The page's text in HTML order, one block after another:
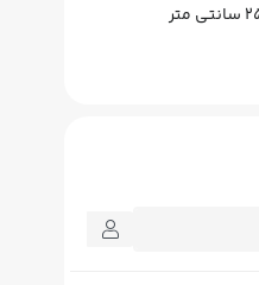
متر